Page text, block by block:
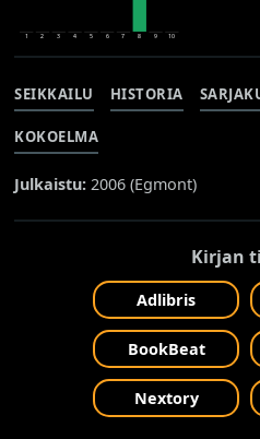
1 2 3 4 5 6 7 8 9 10
SEIKKAILU HISTORIA
KOKOELMA
Julkaistu: 2006 (Egmont)
Kirjan
Adlibris
BookBeat
Nextory